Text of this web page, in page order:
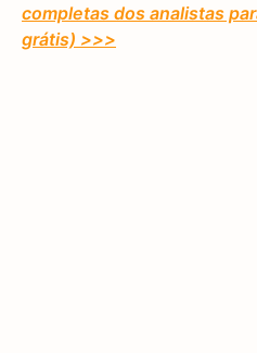
completas dos analistas
grátis) >>>